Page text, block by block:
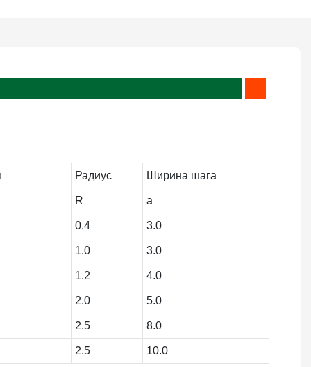
Радиус Ширина шага
R а
0.4 3.0
1.0 3.0
1.2 4.0
2.0 5.0
2.5 8.0
2.5
10.0